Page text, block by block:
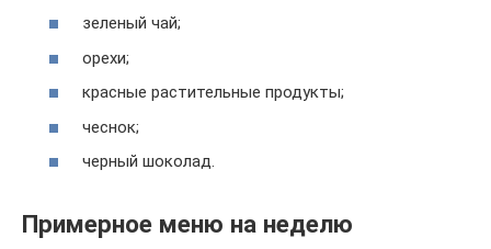
зеленый чай;
орехи;
красные растительные продукты;
чеснок;
черный шоколад.
Примерное меню на неделю